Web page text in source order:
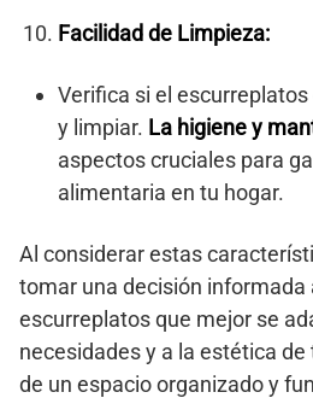
Facilidad de Limpieza:
Verifica si el
y limpiar. La higiene y
aspectos cruciales para
alimentaria en tu hogar.
Al considerar estas
tomar una decisión informada
escurreplatos que mejor se
necesidades y a la estética de
de un espacio organizado y